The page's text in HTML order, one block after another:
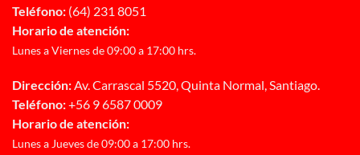
Teléfono: (64) 231 8051
Horario de atención:
Lunes a Viernes de 09:00 a 17:00 hrs.
Dirección:Av. Carrascal 5520, Quinta Normal, Santiago.
Teléfono:+56 9 6587 0009
Horario de atención:
Lunes a Jueves de 09:00 a 17:00 hrs.